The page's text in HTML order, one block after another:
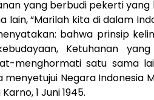
yang berbudi pekerti
lain, “Marilah kita di dalam
bahwa prinsip
Ketuhanan
menghormati satu sama
menyetujui Negara Indonesia
1 Juni 1945.